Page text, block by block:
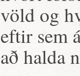
völd og
eftir sem
að halda